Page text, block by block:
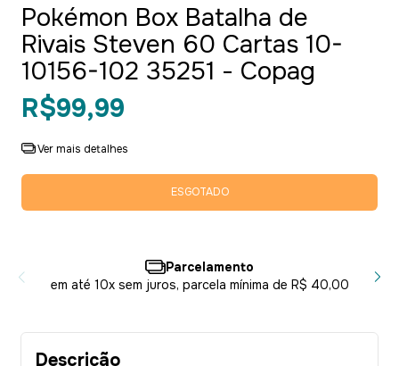
Pokémon Box Batalha de
Rivais Steven 60 Cartas 10-
10156-102 35251 - Copag
R$99,99
Ver mais detalhes
Parcelamento
em até 10x sem juros, parcela mínima de R$ 40,00
Descrição